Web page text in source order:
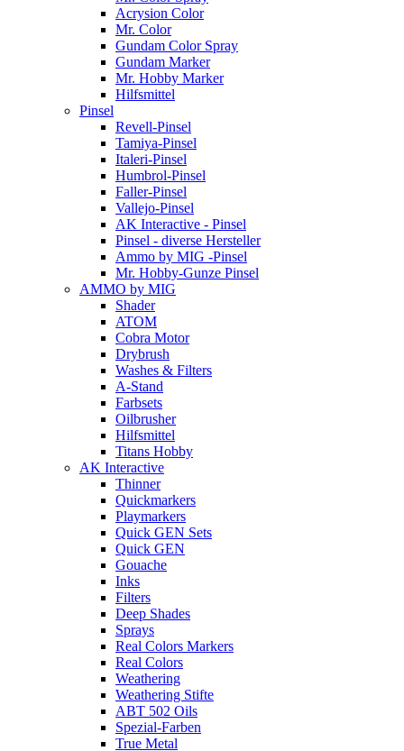
Acrysion Color
Mr. Color
Gundam Color Spray
Gundam Marker
Mr. Hobby Marker
Hilfsmittel
Pinsel
Revell-Pinsel
Tamiya-Pinsel
Italeri-Pinsel
Humbrol-Pinsel
Faller-Pinsel
Vallejo-Pinsel
AK Interactive - Pinsel
Pinsel - diverse Hersteller
Ammo by MIG -Pinsel
Mr. Hobby-Gunze Pinsel
AMMO by MIG
Shader
ATOM
Cobra Motor
Drybrush
Washes & Filters
A-Stand
Farbsets
Oilbrusher
Hilfsmittel
Titans Hobby
AK Interactive
Thinner
Quickmarkers
Playmarkers
Quick GEN Sets
Quick GEN
Gouache
Inks
Filters
Deep Shades
Sprays
Real Colors Markers
Real Colors
Weathering
Weathering Stifte
ABT 502 Oils
Spezial-Farben
True Metal